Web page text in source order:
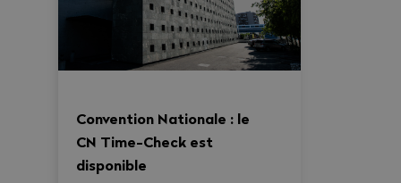
Convention Nationale : le
CN Time-Check est
disponible